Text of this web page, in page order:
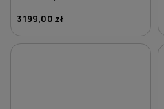
3 199,00 zł